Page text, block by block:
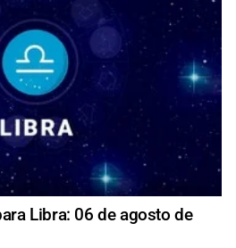
Libra: 06 de agosto de